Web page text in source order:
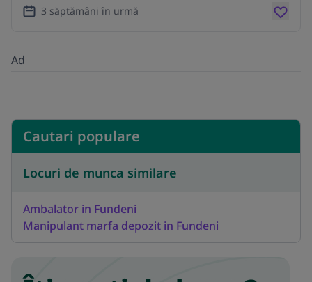
3 săptămâni în urmă
Ad
Cautari populare
Locuri de munca similare
Ambalator in Fundeni
Manipulant marfa depozit in Fundeni